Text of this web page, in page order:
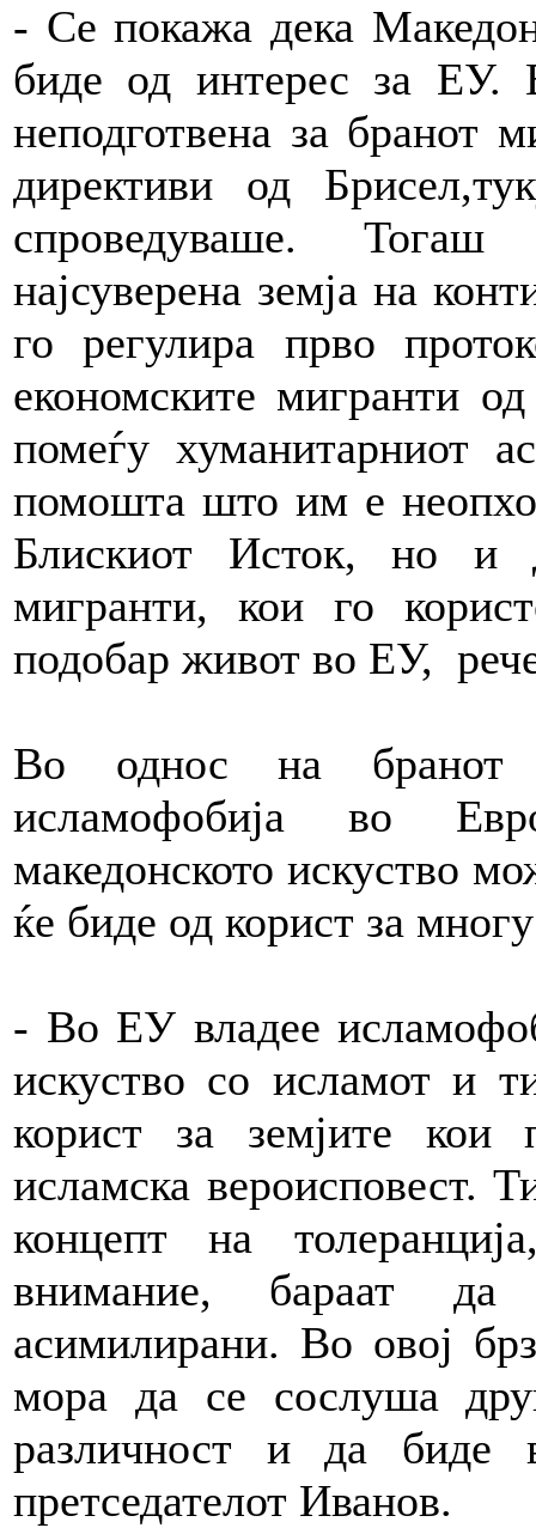
- Се покажа дека
биде од интерес за
неподготвена за бранот
директиви од
спроведуваше.
најсуверена земја на
го регулира прво
економските мигранти
помеѓу хуманитарниот
помошта што им е
Блискиот Исток, но и
мигранти, кои го
подобар живот во ЕУ,
Во однос на бранот
исламофобија во
македонското искуство
ќе биде од корист за
- Во ЕУ владее
искуство со исламот и
корист за земјите
исламска вероисповест.
концепт на
внимание, бараат
асимилирани. Во овој
мора да се сослуша
различност и да биде
претседателот Иванов.